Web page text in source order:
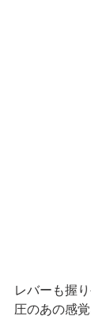
レバーも握
圧のあの感